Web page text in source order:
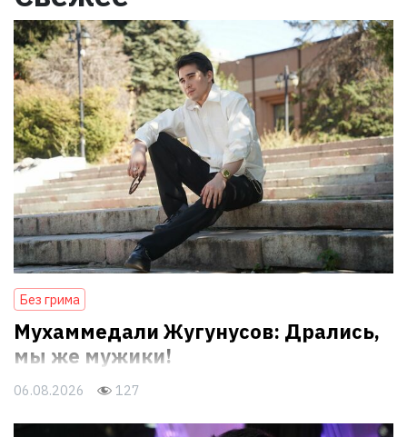
Без грима
Мухаммедали Жугунусов: Дрались,
мы же мужики!
06.08.2026 127